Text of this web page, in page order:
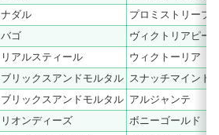
ナダル
プロミストリープ
バゴ
ヴィクトリアピー
リアルスティール
ウィクトーリア
ブリックスアンドモルタル スナッチマインド
ブリックスアンドモルタル アルジャンテ
リオンディーズ
ボニーゴールド